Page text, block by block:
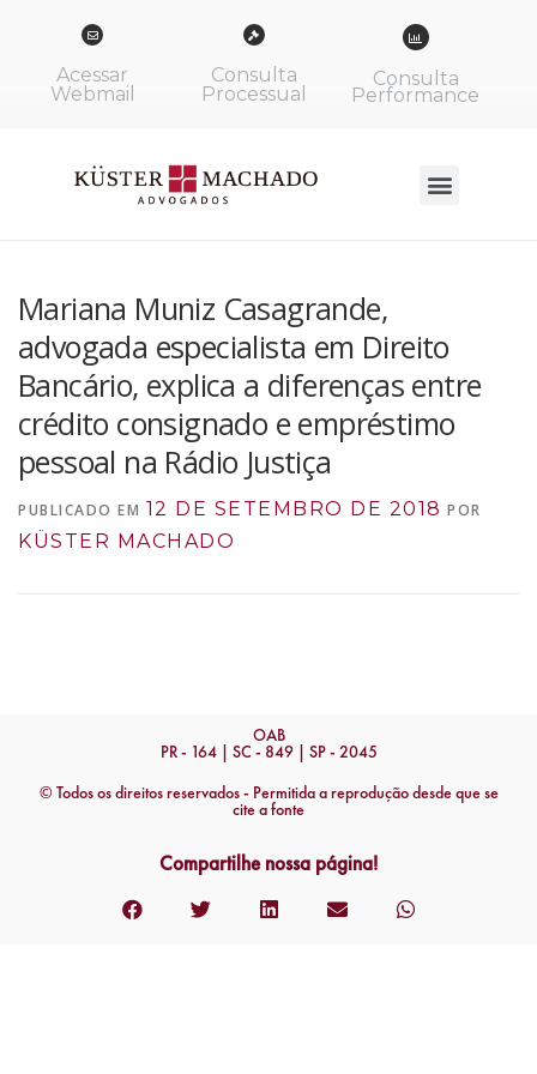
Acessar
Webmail
Consulta
Processual
Consulta
Performance
Mariana Muniz Casagrande,
advogada especialista em Direito
Bancário, explica a diferenças entre
crédito consignado e empréstimo
pessoal na Rádio Justiça
PUBLICADO EM 12 DE SETEMBRO DE 2018 POR
KÜSTER MACHADO
OAB
PR - 164 | SC - 849 | SP - 2045
© Todos os direitos reservados - Permitida a reprodução desde que se
cite a fonte
Compartilhe nossa página!